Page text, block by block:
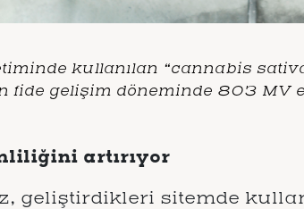
kullanılan “cannabis
fide gelişim döneminde 803 MV
artırıyor
geliştirdikleri sitemde